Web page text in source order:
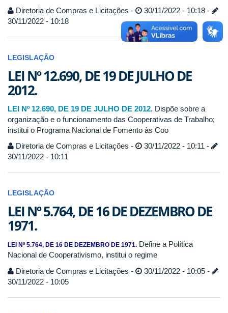
Diretoria de Compras e Licitações -
30/11/2022 - 10:18 -
30/11/2022 - 10:18
LEGISLAÇÃO
LEI Nº 12.690, DE 19 DE JULHO DE
2012.
LEI Nº 12.690, DE 19 DE JULHO DE 2012. Dispõe sobre a
organização e o funcionamento das Cooperativas de Trabalho;
institui o Programa Nacional de Fomento às Coo
Diretoria de Compras e Licitações -
30/11/2022 - 10:11 -
30/11/2022 - 10:11
LEGISLAÇÃO
LEI Nº 5.764, DE 16 DE DEZEMBRO DE
1971.
LEI Nº 5.764, DE 16 DE DEZEMBRO DE 1971. Define a Política
Nacional de Cooperativismo, institui o regime
Diretoria de Compras e Licitações -
30/11/2022 - 10:05 -
30/11/2022 - 10:05